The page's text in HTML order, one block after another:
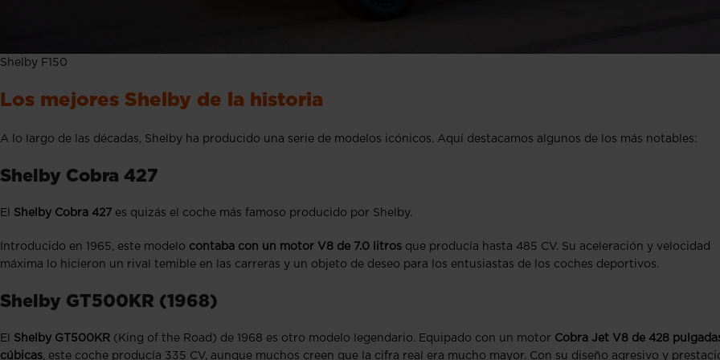
Shelby F150
Los mejores Shelby de la historia
A lo largo de las décadas, Shelby ha producido una serie de modelos icónicos. Aquí destacamos algunos de los más notables:
Shelby Cobra 427
El Shelby Cobra 427 es quizás el coche más famoso producido por Shelby.
Introducido en 1965, este modelo contaba con un motor V8 de 7.0 litros que producía hasta 485 CV. Su aceleración y velocidad
máxima lo hicieron un rival temible en las carreras y un objeto de deseo para los entusiastas de los coches deportivos.
Shelby GT500KR (1968)
El Shelby GT500KR (King of the Road) de 1968 es otro modelo legendario. Equipado con un motor Cobra Jet V8 de 428
cúbicas, este coche producía 335 CV, aunque muchos creen que la cifra real era mucho mayor. Con su diseño agresivo y